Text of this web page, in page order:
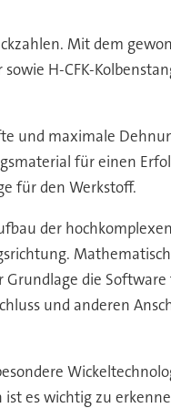
Mit dem
H-CFK-
und maximale
für einen
für den Werkstoff.
der
die
und anderen
es wichtig zu